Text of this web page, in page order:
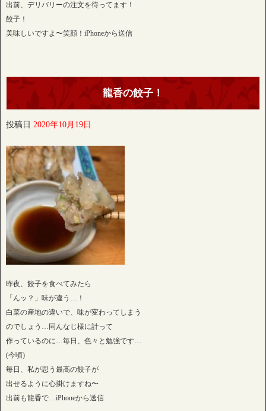
出前、デリバリーの注文を待ってます！
餃子！
美味しいですよ〜笑顔！iPhoneから送信
龍香の餃子！
投稿日 2020年10月19日
昨夜、餃子を食べてみたら
「んッ？」味が違う…！
白菜の産地の違いで、味が変わってしまう
のでしょう…同んなじ様に計って
作っているのに…毎日、色々と勉強です…
(今頃)
毎日、私が思う最高の餃子が
出せるように心掛けますね〜
出前も龍香で…iPhoneから送信